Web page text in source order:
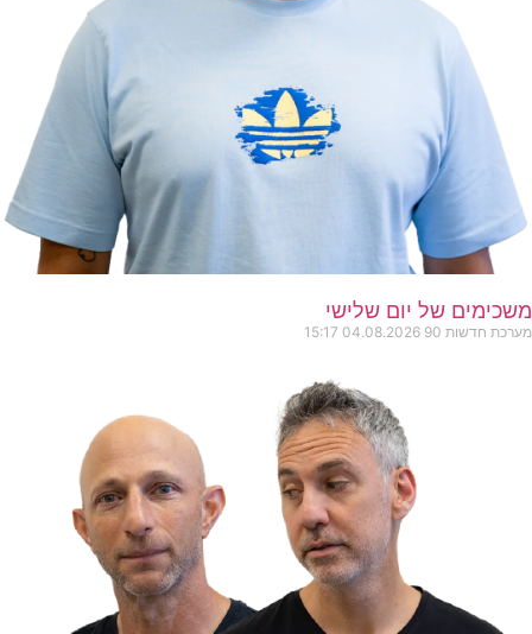
משכימים של יום שלישי
מערכת חדשות 90 04.08.2026
15:17